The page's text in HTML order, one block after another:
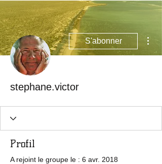
S'abonner
stephane.victor
Profil
A rejoint le groupe le : 6 avr. 2018